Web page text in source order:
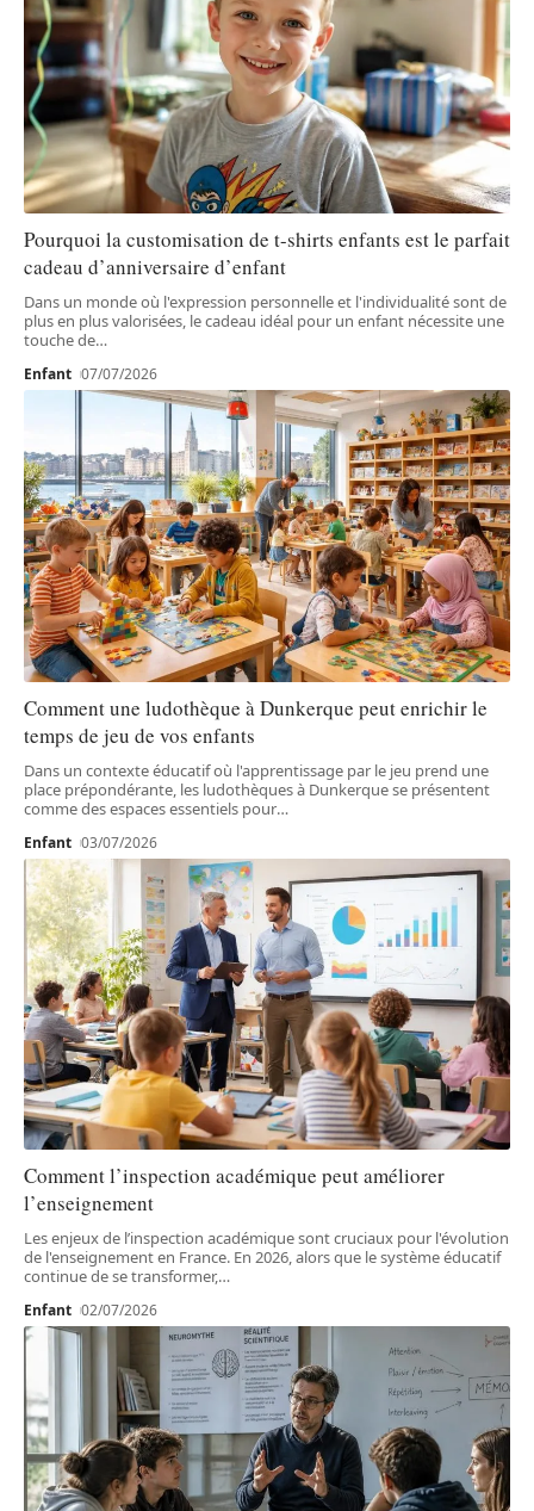
Pourquoi la customisation de t-shirts enfants est le parfait
cadeau d’anniversaire d’enfant
Dans un monde où l'expression personnelle et l'individualité sont de
plus en plus valorisées, le cadeau idéal pour un enfant nécessite une
touche de…
Enfant 07/07/2026
Comment une ludothèque à Dunkerque peut enrichir le
temps de jeu de vos enfants
Dans un contexte éducatif où l'apprentissage par le jeu prend une
place prépondérante, les ludothèques à Dunkerque se présentent
comme des espaces essentiels pour…
Enfant 03/07/2026
Comment l’inspection académique peut améliorer
l’enseignement
Les enjeux de l’inspection académique sont cruciaux pour l'évolution
de l'enseignement en France. En 2026, alors que le système éducatif
continue de se transformer,…
Enfant 02/07/2026